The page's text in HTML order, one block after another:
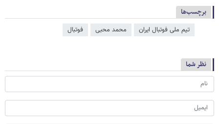
برچسب‌ها
تیم ملی فوتبال ایران محمد محبی فوتبال
نظر شما